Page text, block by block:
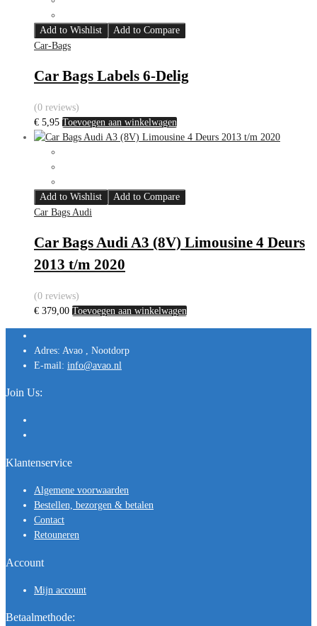
Add to Wishlist
Add to Compare
Car-Bags
Car Bags Labels 6-Delig
(0 reviews)
€ 5,95 Toevoegen aan winkelwagen
Add to Wishlist
Add to Compare
Car Bags Audi
Car Bags Audi A3 (8V) Limousine 4 Deurs
2013 t/m 2020
(0 reviews)
€ 379,00 Toevoegen aan winkelwagen
Adres: Avao , Nootdorp
E-mail: info@avao.nl
Join Us:
Klantenservice
Algemene voorwaarden
Bestellen, bezorgen & betalen
Contact
Retouneren
Account
Mijn account
Betaalmethode: